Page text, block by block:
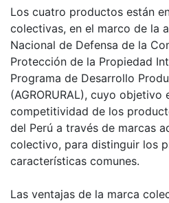
Los cuatro productos están
colectivas, en el marco de la
Nacional de Defensa de la
Protección de la Propiedad
Programa de Desarrollo
(AGRORURAL), cuyo objetivo
competitividad de los
del Perú a través de marcas
colectivo, para distinguir los
características comunes.
Las ventajas de la marca